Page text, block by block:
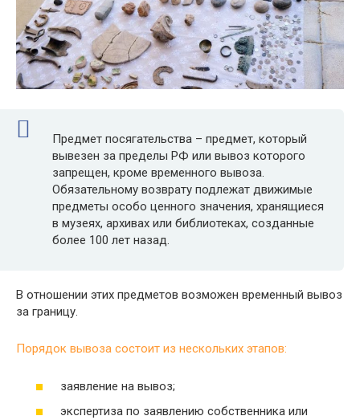
Предмет посягательства – предмет, который
вывезен за пределы РФ или вывоз которого
запрещен, кроме временного вывоза.
Обязательному возврату подлежат движимые
предметы особо ценного значения, хранящиеся
в музеях, архивах или библиотеках, созданные
более 100 лет назад.
В отношении этих предметов возможен временный вывоз
за границу.
Порядок вывоза состоит из нескольких этапов:
заявление на вывоз;
экспертиза по заявлению собственника или